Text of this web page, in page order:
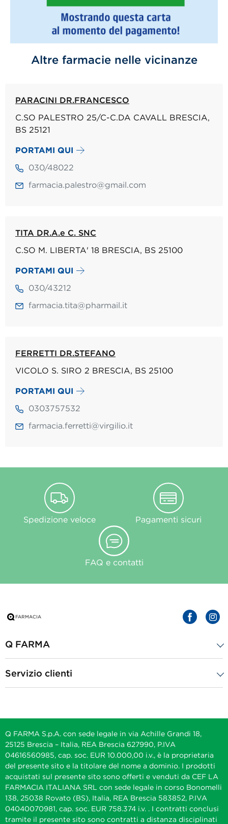
Altre farmacie nelle vicinanze
PARACINI DR.FRANCESCO
C.SO PALESTRO 25/C-C.DA CAVALL BRESCIA,
BS 25121
PORTAMI QUI
030/48022
farmacia.palestro@gmail.com
TITA DR.A.e C. SNC
C.SO M. LIBERTA' 18 BRESCIA, BS 25100
PORTAMI QUI
030/43212
farmacia.tita@pharmail.it
FERRETTI DR.STEFANO
VICOLO S. SIRO 2 BRESCIA, BS 25100
PORTAMI QUI
0303757532
farmacia.ferretti@virgilio.it
Spedizione veloce Pagamenti sicuri
FAQ e contatti
Q FARMA
Servizio clienti
Q FARMA S.p.A. con sede legale in via Achille Grandi 18,
25125 Brescia – Italia, REA Brescia 627990, P.IVA
04616560985, cap. soc. EUR 10.000,00 i.v., è la proprietaria
del presente sito e la titolare del nome a dominio. I prodotti
acquistati sul presente sito sono offerti e venduti da CEF LA
FARMACIA ITALIANA SRL con sede legale in corso Bonomelli
138, 25038 Rovato (BS), Italia, REA Brescia 583852, P.IVA
04040070981, cap. soc. EUR 758.374 i.v. . I contratti conclusi
tramite il presente sito sono contratti a distanza disciplinati